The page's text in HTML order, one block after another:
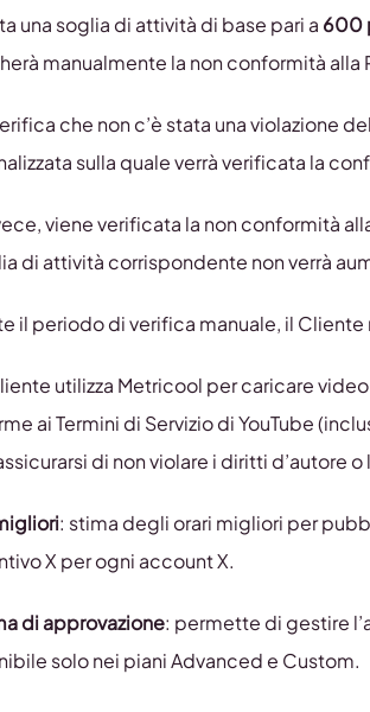
una soglia di attività di base pari a 600
manualmente la non conformità alla
che non c’è stata una violazione
sulla quale verrà verificata la
viene verificata la non conformità
di attività corrispondente non verrà
il periodo di verifica manuale, il
utilizza Metricool per caricare
ai Termini di Servizio di YouTube
di non violare i diritti d’autore
: stima degli orari migliori per
X per ogni account X.
di approvazione: permette di gestire
solo nei piani Advanced e Custom.